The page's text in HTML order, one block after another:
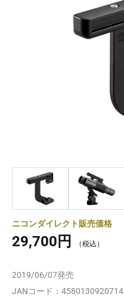
ニコンダイレクト販売価格
29,700円
2019/06/07発売
JANコード： 4580130920714